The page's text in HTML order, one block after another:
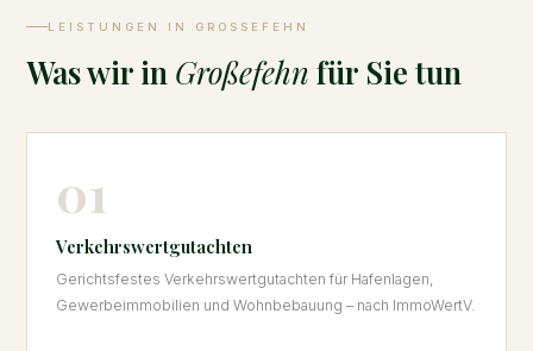
LEISTUNGEN IN GROSSEFEHN
Was wir in Großefehn für Sie tun
01
Verkehrswertgutachten
Gerichtsfestes Verkehrswertgutachten für Hafenlagen,
Gewerbeimmobilien und Wohnbebauung – nach ImmoWertV.